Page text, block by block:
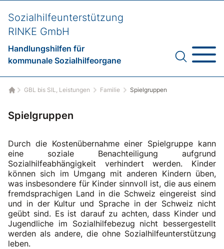
Sozialhilfeunterstützung
RINKE GmbH
Handlungshilfen für
kommunale Sozialhilfeorgane
GBL bis SIL, Leistungen Familie Spielgruppen
Spielgruppen
Durch die Kostenübernahme einer Spielgruppe kann
eine soziale Benachteiligung aufgrund
Sozialhilfeabhängigkeit verhindert werden. Kinder
können sich im Umgang mit anderen Kindern üben,
was insbesondere für Kinder sinnvoll ist, die aus einem
fremdsprachigen Land in die Schweiz eingereist sind
und in der Kultur und Sprache in der Schweiz nicht
geübt sind. Es ist darauf zu achten, dass Kinder und
Jugendliche im Sozialhilfebezug nicht bessergestellt
werden als andere, die ohne Sozialhilfeunterstützung
leben.